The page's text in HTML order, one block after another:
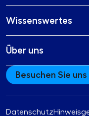
Wissenswertes
Über uns
Besuchen Sie
Datenschutz